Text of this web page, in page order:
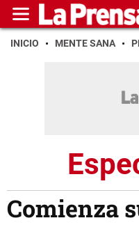
INICIO MENTE SANA
Comienza